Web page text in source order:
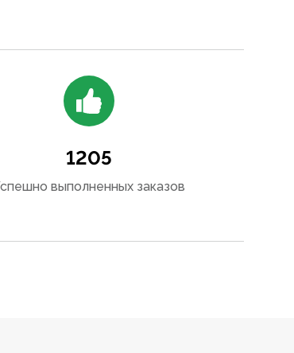
1205
выполненных заказов